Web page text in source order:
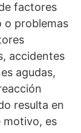
factores
o problemas
accidentes
agudas,
resulta en
motivo, es